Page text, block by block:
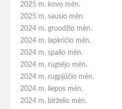
2025 m. kovo mėn.
2025 m. sausio mėn.
2024 m. gruodžio mėn.
2024 m. lapkričio mėn.
2024 m. spalio mėn.
2024 m. rugsėjo mėn.
2024 m. rugpjūčio mėn.
2024 m. liepos mėn.
2024 m. birželio mėn.